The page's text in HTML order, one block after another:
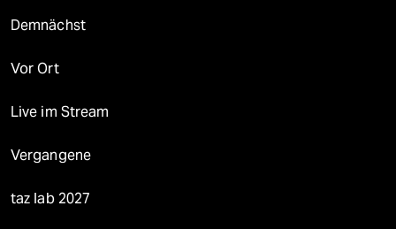
Demnächst
Vor Ort
Live im Stream
Vergangene
taz lab 2027